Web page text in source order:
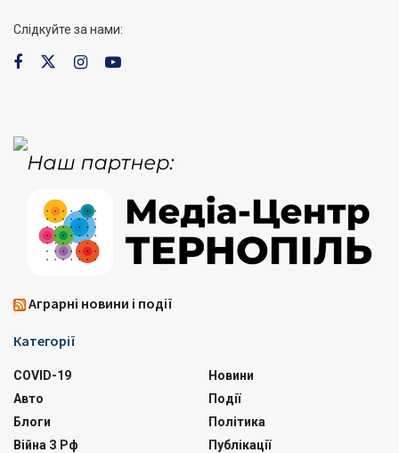
Слідкуйте за нами:
Аграрні новини і події
Категорії
COVID-19
Авто
Блоги
Війна З Рф
Новини
Події
Політика
Публікації